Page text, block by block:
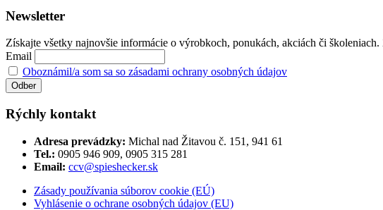
Newsletter
Získajte všetky najnovšie informácie o výrobkoch, ponukách, akciách či školeniach.
Email
Oboznámil/a som sa so zásadami ochrany osobných údajov
Rýchly kontakt
Adresa prevádzky: Michal nad Žitavou č. 151, 941 61
Tel.: 0905 946 909, 0905 315 281
Email: ccv@spieshecker.sk
Zásady používania súborov cookie (EÚ)
Vyhlásenie o ochrane osobných údajov (EU)